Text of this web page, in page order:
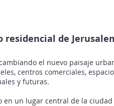
residencial de
el nuevo paisaje
centros comerciales,
y futuras.
un lugar central de la